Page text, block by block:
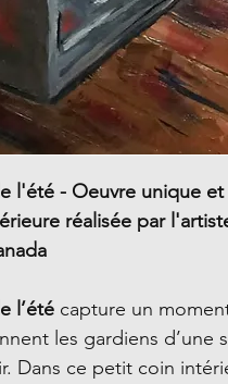
l'été - Oeuvre unique
réalisée par
l’été capture un
les gardiens d’une
Dans ce petit coin